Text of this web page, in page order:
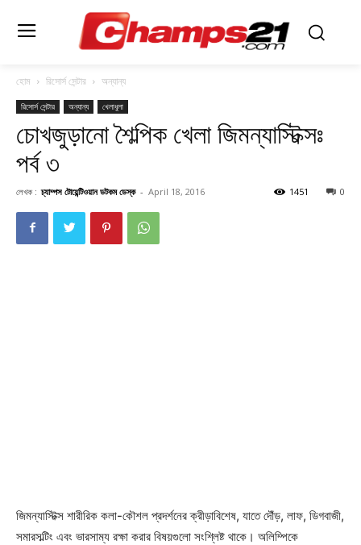
হোম রিসোর্স সেন্টার অন্যান্য
রিসোর্স সেন্টার অন্যান্য খেলাধুলা
চোখজুড়ানো শৈল্পিক খেলা জিমন্যাস্টিক্সঃ
পর্ব ৩
লেখক : চ্যাম্পস টোয়েন্টিওয়ান ডটকম ডেস্ক - April 18, 2016 0
1451
জিমন্যাস্টিক্স শারীরিক কলা-কৌশল প্রদর্শনের ক্রীড়াবিশেষ, যাতে দৌঁড়, লাফ, ডিগবাজী,
সমারসল্টিং এবং ভারসাম্য রক্ষা করার বিষয়গুলো সংশ্লিষ্ট থাকে। অলিম্পিকে